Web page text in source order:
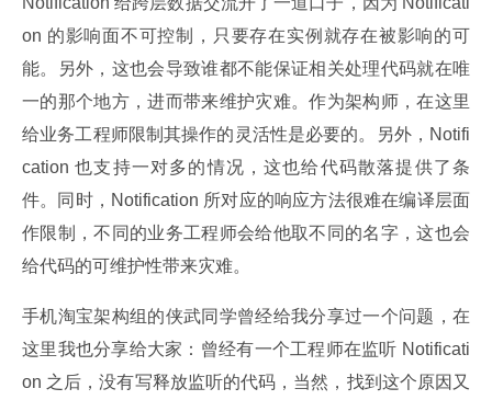
on 的影响面不可控制，只要存在实例就存在被影响的可
能。另外，这也会导致谁都不能保证相关处理代码就在唯
一的那个地方，进而带来维护灾难。作为架构师，在这里
给业务工程师限制其操作的灵活性是必要的。另外，Notifi
cation 也支持一对多的情况，这也给代码散落提供了条
件。同时，Notification 所对应的响应方法很难在编译层面
作限制，不同的业务工程师会给他取不同的名字，这也会
给代码的可维护性带来灾难。
手机淘宝架构组的侠武同学曾经给我分享过一个问题，在
这里我也分享给大家：曾经有一个工程师在监听 Notificati
on 之后，没有写释放监听的代码，当然，找到这个原因又